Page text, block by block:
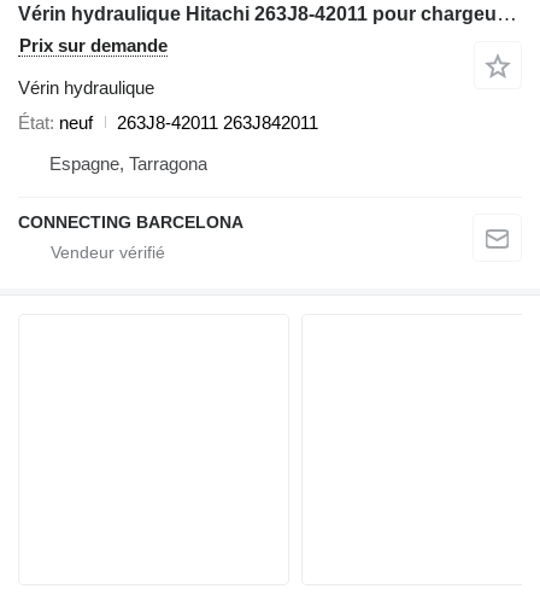
Vérin hydraulique Hitachi 263J8-42011 pour chargeuse sur pneus Hitachi ZW310
Prix sur demande
Vérin hydraulique
État neuf
263J8-42011 263J842011
Espagne, Tarragona
CONNECTING BARCELONA